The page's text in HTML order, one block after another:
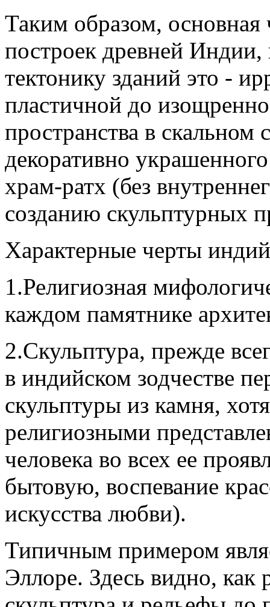
Таким образом,
построек древней Индии,
тектонику зданий это -
пластичной до
пространства в скальном
декоративно
храм-ратх (без
созданию скульптурных
Характерные черты
1.Религиозная
каждом памятнике
2.Скульптура, прежде
в индийском зодчестве
скульптуры из камня,
религиозными
человека во всех ее
бытовую, воспевание
искусства любви).
Типичным примером
Эллоре. Здесь видно, как